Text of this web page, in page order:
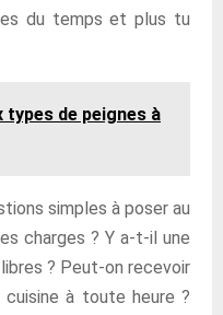
du temps et plus tu
types de peignes à
simples à poser au
charges ? Y a-t-il une
? Peut-on recevoir
à toute heure ?